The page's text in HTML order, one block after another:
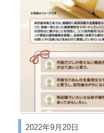
2022年9月20日